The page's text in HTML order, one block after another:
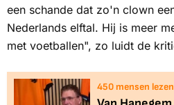
een schande dat zo'n clown
Nederlands elftal. Hij is meer
met voetballen", zo luidt de
447mensen